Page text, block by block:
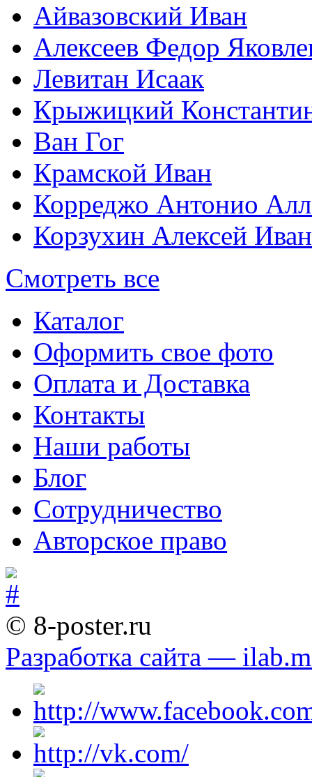
Айвазовский Иван
Алексеев Федор
Левитан Исаак
Крыжицкий
Ван Гог
Крамской Иван
Корреджо Антонио
Корзухин Алексей
Смотреть все
Каталог
Оформить свое фото
Оплата и Доставка
Контакты
Наши работы
Блог
Сотрудничество
Авторское право
© 8-poster.ru
Разработка сайта —